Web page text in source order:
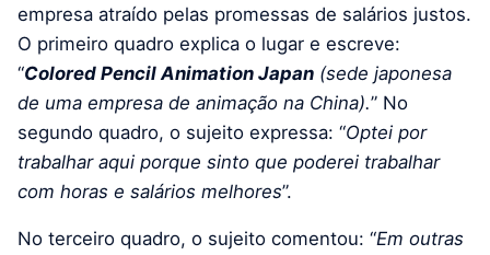
empresa atraído pelas promessas de salários justos.
O primeiro quadro explica o lugar e escreve:
“Colored Pencil Animation Japan (sede japonesa
de uma empresa de animação na China).” No
segundo quadro, o sujeito expressa: “Optei por
trabalhar aqui porque sinto que poderei trabalhar
com horas e salários melhores”.
No terceiro quadro, o sujeito comentou: “Em outras